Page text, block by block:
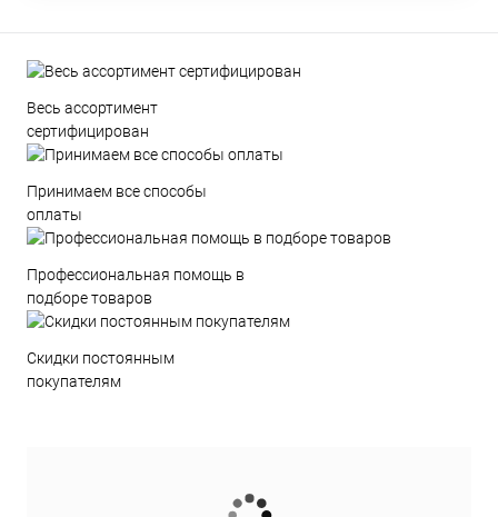
Весь ассортимент
сертифицирован
Принимаем все способы
оплаты
Профессиональная помощь в
подборе товаров
Скидки постоянным
покупателям